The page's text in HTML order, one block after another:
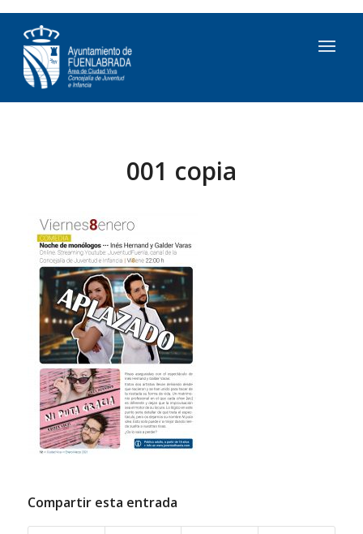
001 copia
Compartir esta entrada